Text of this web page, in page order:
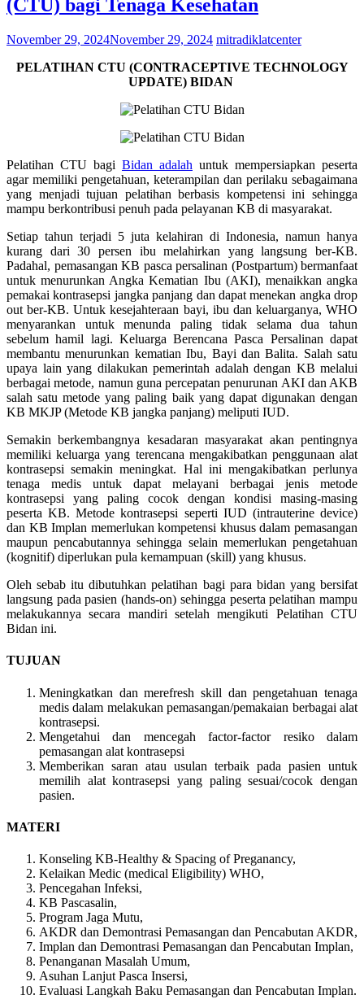
(CTU) bagi Tenaga Kesehatan
November 29, 2024November 29, 2024 mitradiklatcenter
PELATIHAN CTU (CONTRACEPTIVE TECHNOLOGY
UPDATE) BIDAN
Pelatihan CTU bagi Bidan adalah untuk mempersiapkan peserta
agar memiliki pengetahuan, keterampilan dan perilaku sebagaimana
yang menjadi tujuan pelatihan berbasis kompetensi ini sehingga
mampu berkontribusi penuh pada pelayanan KB di masyarakat.
Setiap tahun terjadi 5 juta kelahiran di Indonesia, namun hanya
kurang dari 30 persen ibu melahirkan yang langsung ber-KB.
Padahal, pemasangan KB pasca persalinan (Postpartum) bermanfaat
untuk menurunkan Angka Kematian Ibu (AKI), menaikkan angka
pemakai kontrasepsi jangka panjang dan dapat menekan angka drop
out ber-KB. Untuk kesejahteraan bayi, ibu dan keluarganya, WHO
menyarankan untuk menunda paling tidak selama dua tahun
sebelum hamil lagi. Keluarga Berencana Pasca Persalinan dapat
membantu menurunkan kematian Ibu, Bayi dan Balita. Salah satu
upaya lain yang dilakukan pemerintah adalah dengan KB melalui
berbagai metode, namun guna percepatan penurunan AKI dan AKB
salah satu metode yang paling baik yang dapat digunakan dengan
KB MKJP (Metode KB jangka panjang) meliputi IUD.
Semakin berkembangnya kesadaran masyarakat akan pentingnya
memiliki keluarga yang terencana mengakibatkan penggunaan alat
kontrasepsi semakin meningkat. Hal ini mengakibatkan perlunya
tenaga medis untuk dapat melayani berbagai jenis metode
kontrasepsi yang paling cocok dengan kondisi masing-masing
peserta KB. Metode kontrasepsi seperti IUD (intrauterine device)
dan KB Implan memerlukan kompetensi khusus dalam pemasangan
maupun pencabutannya sehingga selain memerlukan pengetahuan
(kognitif) diperlukan pula kemampuan (skill) yang khusus.
Oleh sebab itu dibutuhkan pelatihan bagi para bidan yang bersifat
langsung pada pasien (hands-on) sehingga peserta pelatihan mampu
melakukannya secara mandiri setelah mengikuti Pelatihan CTU
Bidan ini.
TUJUAN
Meningkatkan dan merefresh skill dan pengetahuan tenaga
medis dalam melakukan pemasangan/pemakaian berbagai alat
kontrasepsi.
Mengetahui dan mencegah factor-factor resiko dalam
pemasangan alat kontrasepsi
Memberikan saran atau usulan terbaik pada pasien untuk
memilih alat kontrasepsi yang paling sesuai/cocok dengan
pasien.
MATERI
Konseling KB-Healthy & Spacing of Preganancy,
Kelaikan Medic (medical Eligibility) WHO,
Pencegahan Infeksi,
KB Pascasalin,
Program Jaga Mutu,
AKDR dan Demontrasi Pemasangan dan Pencabutan AKDR,
Implan dan Demontrasi Pemasangan dan Pencabutan Implan,
Penanganan Masalah Umum,
Asuhan Lanjut Pasca Insersi,
Evaluasi Langkah Baku Pemasangan dan Pencabutan Implan.